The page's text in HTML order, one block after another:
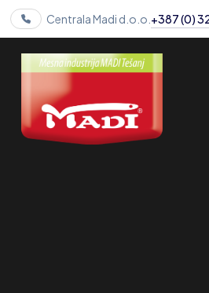
Centrala Madi d.o.o. +387 (0)